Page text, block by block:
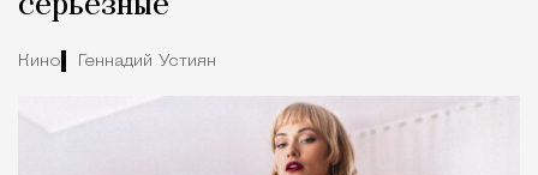
Кино Геннадий Устиян